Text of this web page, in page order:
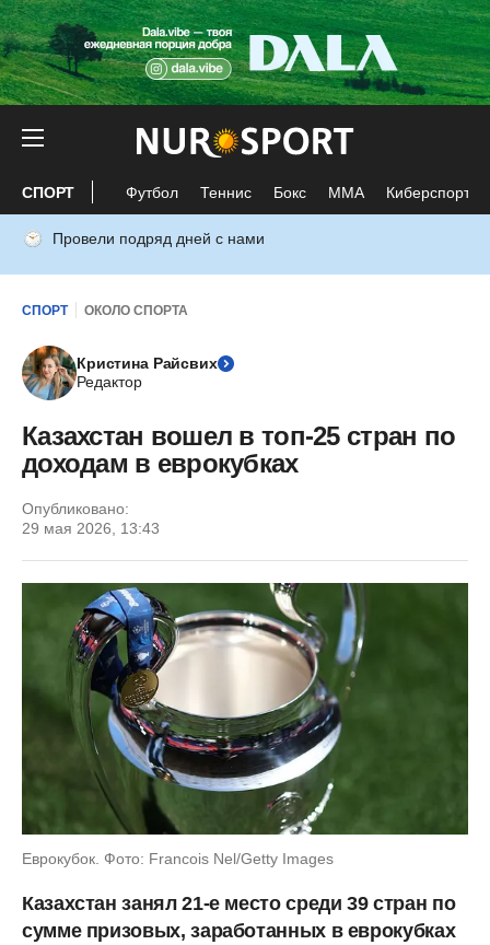
СПОРТ Футбол Теннис Бокс ММА Киберспорт
Провели подряд дней с нами
СПОРТ ОКОЛО СПОРТА
Кристина Райсвих
Редактор
Казахстан вошел в топ-25 стран по
доходам в еврокубках
Опубликовано:
29 мая 2026, 13:43
Еврокубок. Фото: Francois Nel/Getty Images
Казахстан занял 21-е место среди 39 стран по
сумме призовых, заработанных в еврокубках